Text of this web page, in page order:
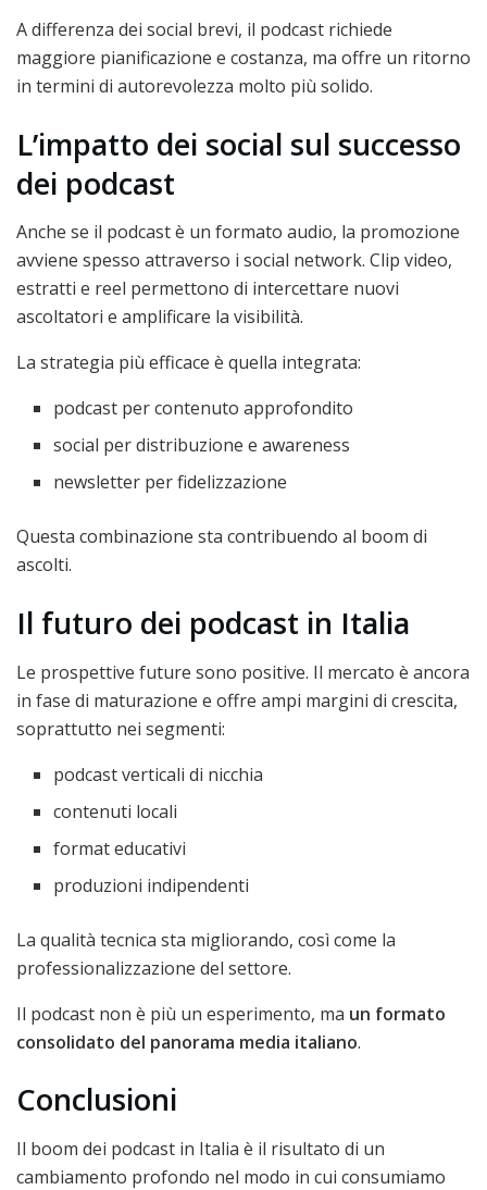
A differenza dei social brevi, il podcast richiede
maggiore pianificazione e costanza, ma offre un ritorno
in termini di autorevolezza molto più solido.
L’impatto dei social sul successo
dei podcast
Anche se il podcast è un formato audio, la promozione
avviene spesso attraverso i social network. Clip video,
estratti e reel permettono di intercettare nuovi
ascoltatori e amplificare la visibilità.
La strategia più efficace è quella integrata:
podcast per contenuto approfondito
social per distribuzione e awareness
newsletter per fidelizzazione
Questa combinazione sta contribuendo al boom di
ascolti.
Il futuro dei podcast in Italia
Le prospettive future sono positive. Il mercato è ancora
in fase di maturazione e offre ampi margini di crescita,
soprattutto nei segmenti:
podcast verticali di nicchia
contenuti locali
format educativi
produzioni indipendenti
La qualità tecnica sta migliorando, così come la
professionalizzazione del settore.
Il podcast non è più un esperimento, ma un formato
consolidato del panorama media italiano.
Conclusioni
Il boom dei podcast in Italia è il risultato di un
cambiamento profondo nel modo in cui consumiamo